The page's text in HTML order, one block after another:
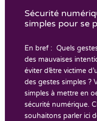
Sécurité
simples pour se
En bref : Quels
des mauvaises
éviter d’être victime
des gestes simples ?
simples à mettre en
sécurité numérique.
souhaitons parler ici